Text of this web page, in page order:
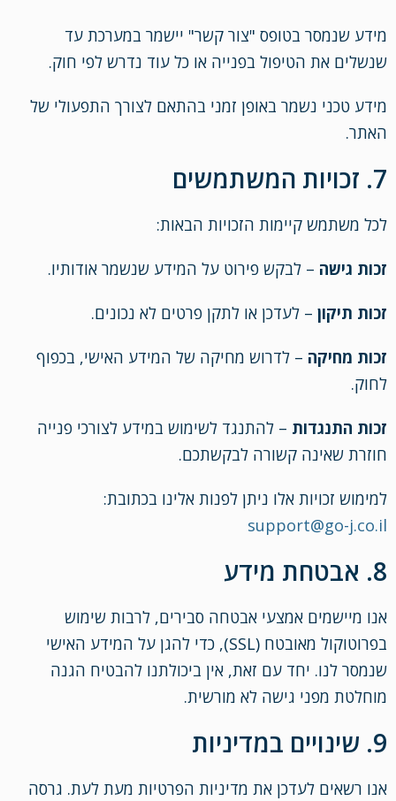
מידע שנמסר בטופס "צור קשר" יישמר במערכת עד
שנשלים את הטיפול בפנייה או כל עוד נדרש לפי חוק.
מידע טכני נשמר באופן זמני בהתאם לצורך התפעולי של
האתר.
7. זכויות המשתמשים
לכל משתמש קיימות הזכויות הבאות:
זכות גישה – לבקש פירוט על המידע שנשמר אודותיו.
זכות תיקון – לעדכן או לתקן פרטים לא נכונים.
זכות מחיקה – לדרוש מחיקה של המידע האישי, בכפוף
לחוק.
זכות התנגדות – להתנגד לשימוש במידע לצורכי פנייה
חוזרת שאינה קשורה לבקשתכם.
למימוש זכויות אלו ניתן לפנות אלינו בכתובת:
support@go-j.co.il
8. אבטחת מידע
אנו מיישמים אמצעי אבטחה סבירים, לרבות שימוש
בפרוטוקול מאובטח (SSL), כדי להגן על המידע האישי
שנמסר לנו. יחד עם זאת, אין ביכולתנו להבטיח הגנה
מוחלטת מפני גישה לא מורשית.
9. שינויים במדיניות
אנו רשאים לעדכן את מדיניות הפרטיות מעת לעת. גרסה